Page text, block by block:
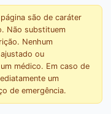
são de caráter
Não substituem
Nenhum
ou
médico. Em caso de
um
de emergência.